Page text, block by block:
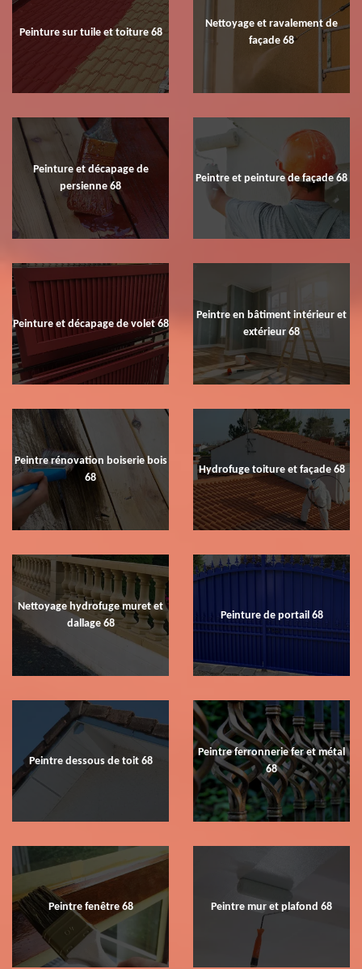
Peinture sur tuile et toiture 68
Nettoyage et ravalement de
façade 68
Peinture et décapage de
persienne 68
Peintre et peinture de façade 68
Peinture et décapage de volet 68
Peintre en bâtiment intérieur et
extérieur 68
Peintre rénovation boiserie bois
68
Hydrofuge toiture et façade 68
Nettoyage hydrofuge muret et
dallage 68
Peinture de portail 68
Peintre dessous de toit 68
Peintre ferronnerie fer et métal
68
Peintre fenêtre 68 Peintre mur et plafond 68